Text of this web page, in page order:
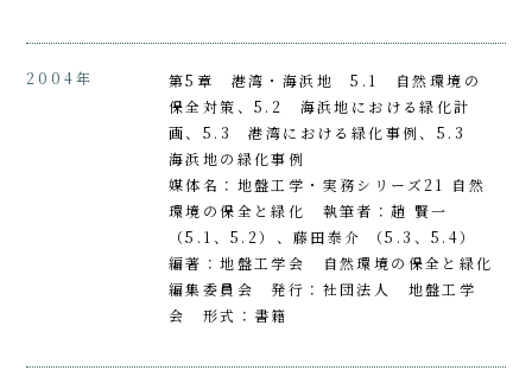
2004年
第5章 港湾・海浜地 5.1 自然環境の
保全対策、5.2 海浜地における緑化計
画、5.3 港湾における緑化事例、5.3
海浜地の緑化事例
媒体名：地盤工学・実務シリーズ21 自然
環境の保全と緑化 執筆者：趙 賢一
（5.1、5.2）、藤田泰介 （5.3、5.4）
編著：地盤工学会 自然環境の保全と緑化
編集委員会 発行：社団法人 地盤工学
会 形式：書籍